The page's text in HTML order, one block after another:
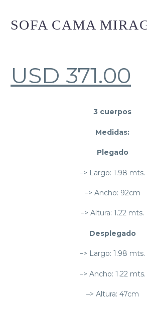
SOFA CAMA
USD 371.00
3 cuerpos
Medidas:
Plegado
–> Largo: 1.98 mts.
–> Ancho: 92cm
–> Altura: 1.22 mts.
Desplegado
–> Largo: 1.98 mts.
–> Ancho: 1.22 mts.
–> Altura: 47cm